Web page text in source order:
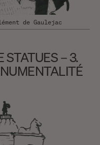
de Gaulejac
STATUES – 3.